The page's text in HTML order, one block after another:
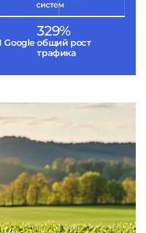
Google
329%
общий рост
трафика